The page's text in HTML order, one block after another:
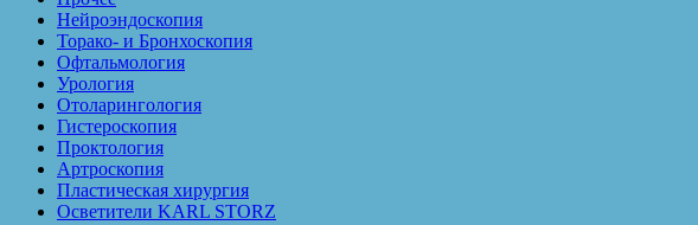
Нейроэндоскопия
Торако- и Бронхоскопия
Офтальмология
Урология
Отоларингология
Гистероскопия
Проктология
Артроскопия
Пластическая хирургия
Осветители KARL STORZ